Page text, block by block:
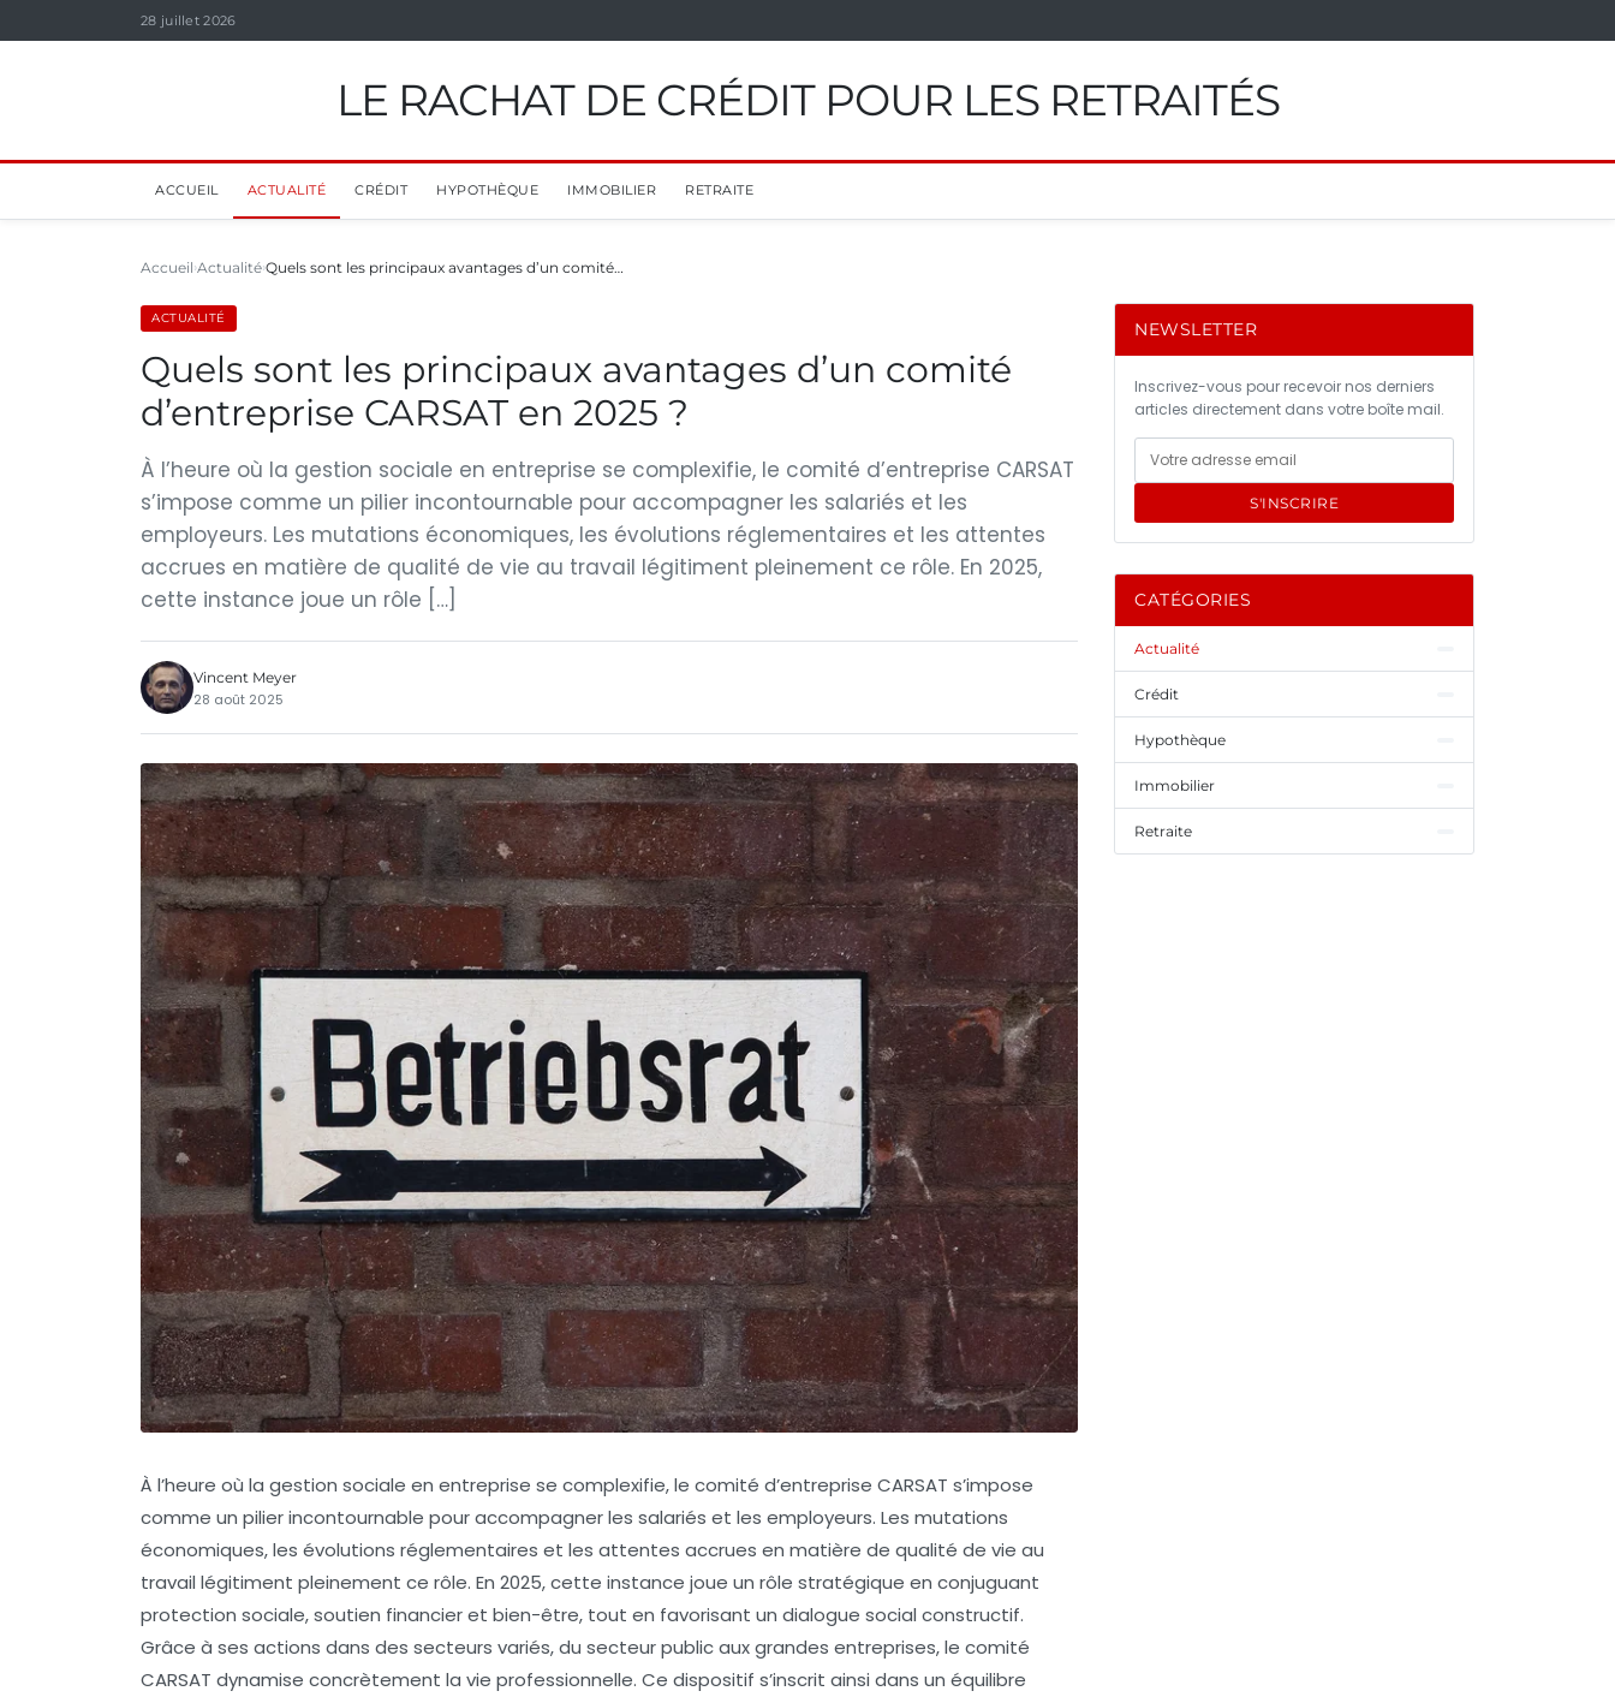
28 juillet 2026
LE RACHAT DE CRÉDIT POUR LES RETRAITÉS
ACCUEIL ACTUALITÉ CRÉDIT HYPOTHÈQUE IMMOBILIER RETRAITE
Accueil Actualité Quels sont les principaux avantages d’un comité…
ACTUALITÉ
Quels sont les principaux avantages d’un comité
d’entreprise CARSAT en 2025 ?
À l’heure où la gestion sociale en entreprise se complexifie, le comité d’entreprise CARSAT
s’impose comme un pilier incontournable pour accompagner les salariés et les
employeurs. Les mutations économiques, les évolutions réglementaires et les attentes
accrues en matière de qualité de vie au travail légitiment pleinement ce rôle. En 2025,
cette instance joue un rôle […]
Vincent Meyer
28 août 2025
À l’heure où la gestion sociale en entreprise se complexifie, le comité d’entreprise CARSAT s’impose
comme un pilier incontournable pour accompagner les salariés et les employeurs. Les mutations
économiques, les évolutions réglementaires et les attentes accrues en matière de qualité de vie au
travail légitiment pleinement ce rôle. En 2025, cette instance joue un rôle stratégique en conjuguant
protection sociale, soutien financier et bien-être, tout en favorisant un dialogue social constructif.
Grâce à ses actions dans des secteurs variés, du secteur public aux grandes entreprises, le comité
CARSAT dynamise concrètement la vie professionnelle. Ce dispositif s’inscrit ainsi dans un équilibre
NEWSLETTER
Inscrivez-vous pour recevoir nos derniers
articles directement dans votre boîte mail.
S'INSCRIRE
CATÉGORIES
Actualité
Crédit
Hypothèque
Immobilier
Retraite